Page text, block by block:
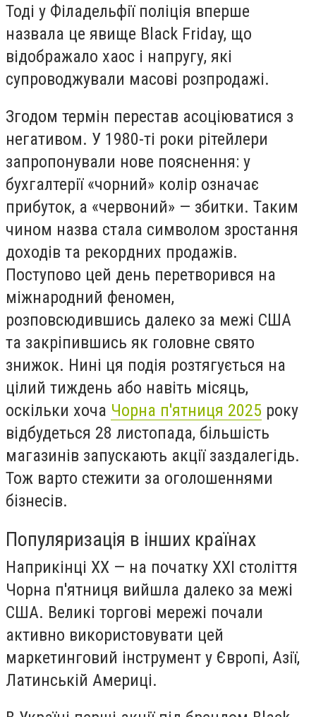
Тоді у Філадельфії поліція вперше
назвала це явище Black Friday, що
відображало хаос і напругу, які
супроводжували масові розпродажі.
Згодом термін перестав асоціюватися з
негативом. У 1980-ті роки рітейлери
запропонували нове пояснення: у
бухгалтерії «чорний» колір означає
прибуток, а «червоний» — збитки. Таким
чином назва стала символом зростання
доходів та рекордних продажів.
Поступово цей день перетворився на
міжнародний феномен,
розповсюдившись далеко за межі США
та закріпившись як головне свято
знижок. Нині ця подія розтягується на
цілий тиждень або навіть місяць,
оскільки хоча Чорна п'ятниця 2025 року
відбудеться 28 листопада, більшість
магазинів запускають акції заздалегідь.
Тож варто стежити за оголошеннями
бізнесів.
Популяризація в інших країнах
Наприкінці XX — на початку XXI століття
Чорна п'ятниця вийшла далеко за межі
США. Великі торгові мережі почали
активно використовувати цей
маркетинговий інструмент у Європі, Азії,
Латинській Америці.